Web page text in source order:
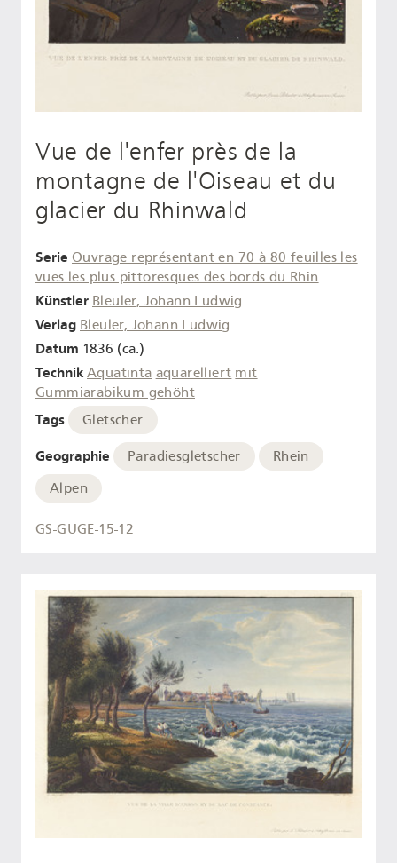
Vue de l'enfer près de la
montagne de l'Oiseau et du
glacier du Rhinwald
Serie Ouvrage représentant en 70 à 80 feuilles les
vues les plus pittoresques des bords du Rhin
Künstler Bleuler, Johann Ludwig
Verlag Bleuler, Johann Ludwig
Datum 1836 (ca.)
Technik Aquatinta aquarelliert mit
Gummiarabikum gehöht
Tags Gletscher
Geographie Paradiesgletscher
Rhein
Alpen
GS-GUGE-15-12